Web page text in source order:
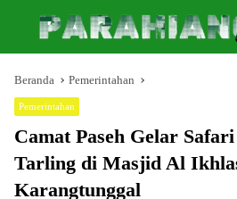
Beranda Pemerintahan
Pemerintahan
Camat Paseh Gelar
Tarling di Masjid Al
Karangtunggal